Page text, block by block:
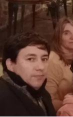
entre el
aplastada y su
necesario para
organismo de un
Por eso, la
días para la
audiencia de
El caso quedó
pero la mujer es